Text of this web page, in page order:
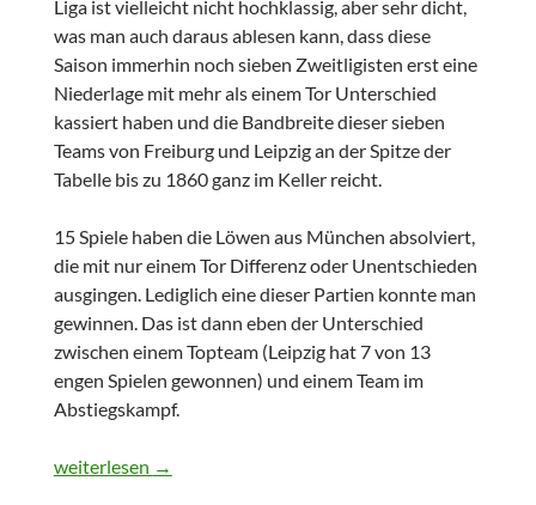
Liga ist vielleicht nicht hochklassig, aber sehr dicht,
was man auch daraus ablesen kann, dass diese
Saison immerhin noch sieben Zweitligisten erst eine
Niederlage mit mehr als einem Tor Unterschied
kassiert haben und die Bandbreite dieser sieben
Teams von Freiburg und Leipzig an der Spitze der
Tabelle bis zu 1860 ganz im Keller reicht.
15 Spiele haben die Löwen aus München absolviert,
die mit nur einem Tor Differenz oder Unentschieden
ausgingen. Lediglich eine dieser Partien konnte man
gewinnen. Das ist dann eben der Unterschied
zwischen einem Topteam (Leipzig hat 7 von 13
engen Spielen gewonnen) und einem Team im
Abstiegskampf.
Was von Spieltag 17 bleibt
weiterlesen →